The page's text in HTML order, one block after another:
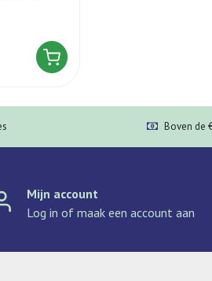
Boven de
Mijn account
Log in of maak een account aan